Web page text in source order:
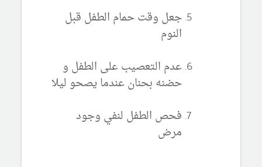
جعل وقت حمام الطفل قبل
النوم
عدم التعصيب على الطفل و
حضنه بحنان عندما يصحو ليلا
فحص الطفل لنفي وجود
مرض